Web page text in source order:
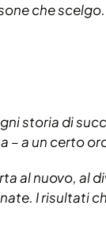
che
storia di
– a un certo
al nuovo, al
I risultati